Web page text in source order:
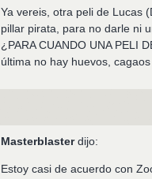
Ya vereis, otra peli de Lucas
pillar pirata, para no darle ni
¿PARA CUANDO UNA PELI
última no hay huevos,
Masterblasterdijo:
Estoy casi de acuerdo con